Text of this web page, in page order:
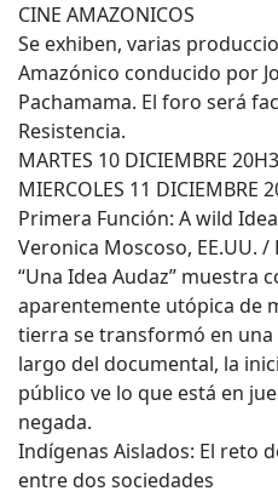
CINE AMAZONICOS
Se exhiben, varias
Amazónico conducido por
Pachamama. El foro será
Resistencia.
MARTES 10 DICIEMBRE
MIERCOLES 11 DICIEMBRE
Primera Función: A wild Idea
Veronica Moscoso, EE.UU. /
“Una Idea Audaz” muestra
aparentemente utópica de
tierra se transformó en
largo del documental, la
público ve lo que está en
negada.
Indígenas Aislados: El reto
entre dos sociedades